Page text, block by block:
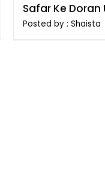
Safar Ke Doran
Posted by : Shaista